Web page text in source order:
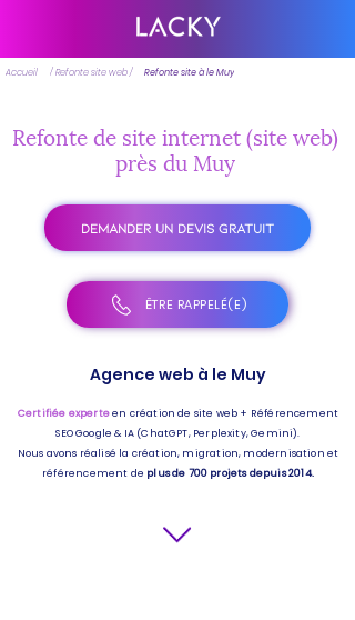
Accueil / Refonte site web / Refonte site à le Muy
Refonte de site internet (site web)
près du Muy
DEMANDER UN DEVIS GRATUIT
ÊTRE RAPPELÉ(E)
Agence web à le Muy
Certifiée experteen création de site web + Référencement
SEO Google & IA (ChatGPT, Perplexity, Gemini).
Nous avons réalisé la création, migration, modernisation et
référencement de plus de 700 projets depuis 2014.